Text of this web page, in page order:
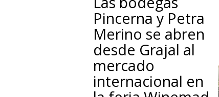
Pincerna y Petra
Merino se abren
desde Grajal al
mercado
internacional en